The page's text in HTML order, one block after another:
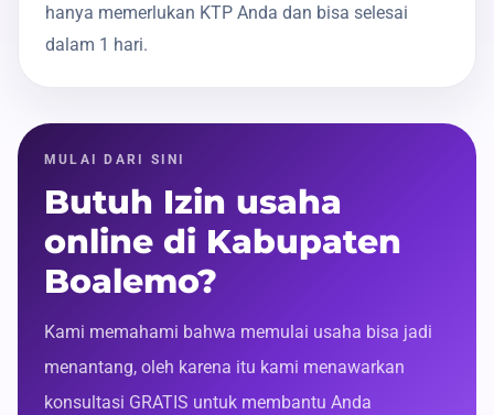
hanya memerlukan KTP Anda dan bisa selesai
dalam 1 hari.
MULAI DARI SINI
Butuh Izin usaha
online di Kabupaten
Boalemo?
Kami memahami bahwa memulai usaha bisa jadi
menantang, oleh karena itu kami menawarkan
konsultasi GRATIS untuk membantu Anda